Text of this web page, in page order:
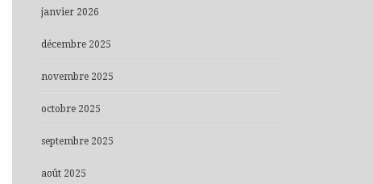
janvier 2026
décembre 2025
novembre 2025
octobre 2025
septembre 2025
août 2025